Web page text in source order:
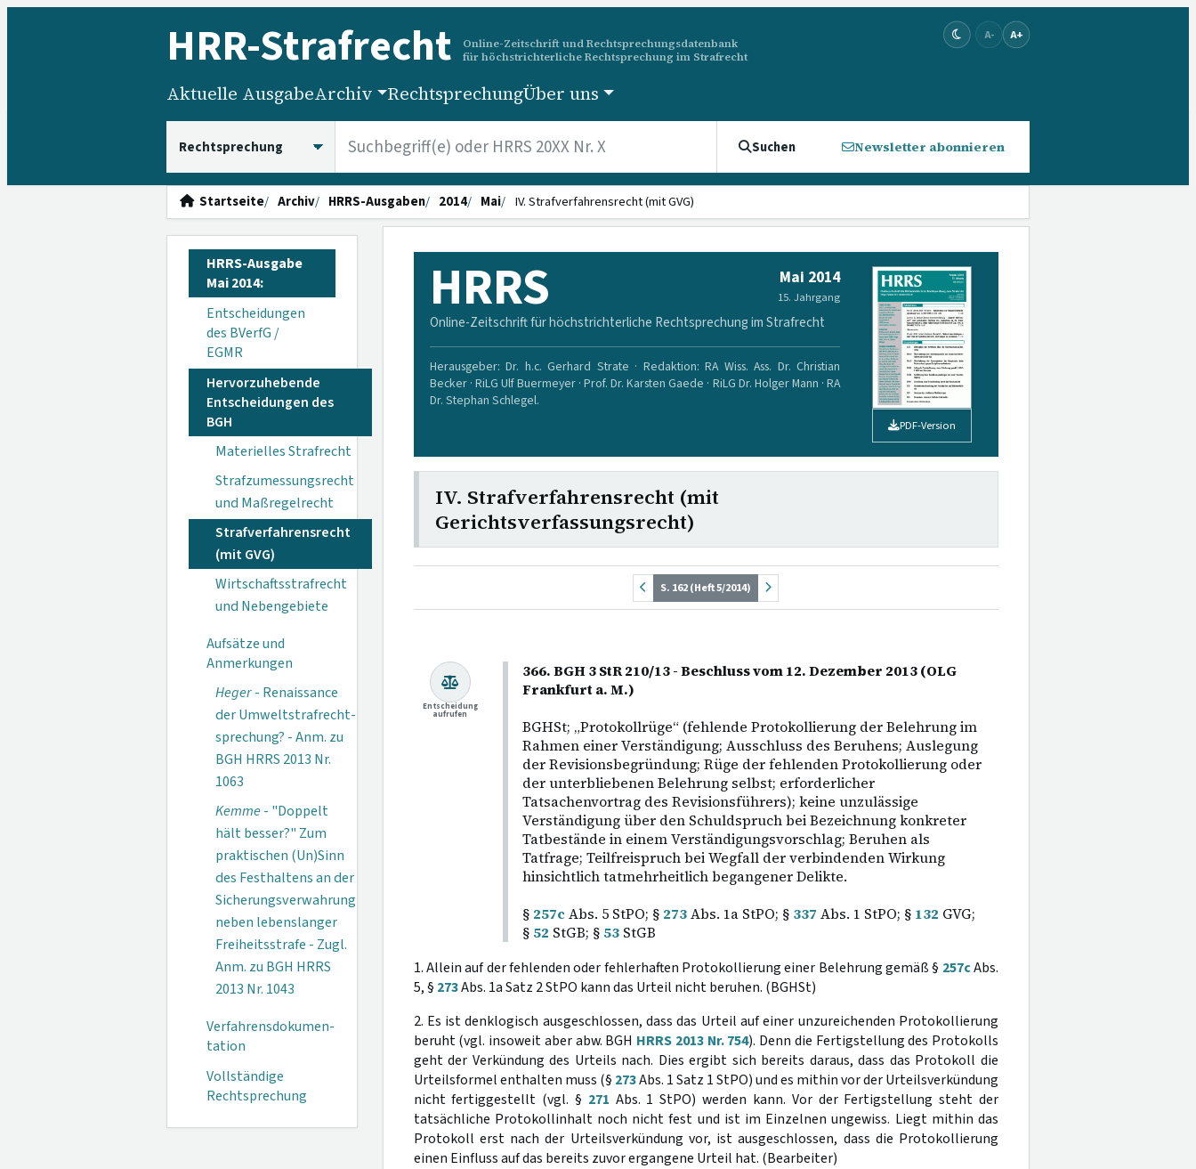
HRR-Strafrecht
Online-Zeitschrift und Rechtsprechungsdatenbank
für höchstrichterliche Rechtsprechung im Strafrecht
A- A+
Aktuelle AusgabeArchiv RechtsprechungÜber uns
Suchen Newsletter abonnieren
Startseite Archiv HRRS-Ausgaben 2014 Mai IV. Strafverfahrensrecht (mit GVG)
HRRS-Ausgabe
Mai 2014:
Entscheidungen
des BVerfG /
EGMR
Hervorzuhebende
Entscheidungen des
BGH
Materielles Strafrecht
Strafzumessungsrecht
und Maßregelrecht
Strafverfahrensrecht
(mit GVG)
Wirtschaftsstrafrecht
und Nebengebiete
Aufsätze und
Anmerkungen
Heger- Renaissance
der Umweltstrafrecht­
sprechung? - Anm. zu
BGH HRRS 2013 Nr.
1063
Kemme- "Doppelt
hält besser?" Zum
praktischen (Un)Sinn
des Festhaltens an der
Sicherungsverwahrung
neben lebenslanger
Freiheitsstrafe - Zugl.
Anm. zu BGH HRRS
2013 Nr. 1043
Verfahrensdokumen­
tation
Vollständige
Rechtsprechung
HRRS Mai 2014
15. Jahrgang
Online-Zeitschrift für höchstrichterliche Rechtsprechung im Strafrecht
Herausgeber: Dr. h.c. Gerhard Strate · Redaktion: RA Wiss. Ass. Dr. Christian
Becker · RiLG Ulf Buermeyer · Prof. Dr. Karsten Gaede · RiLG Dr. Holger Mann · RA
Dr. Stephan Schlegel.
PDF-Version
IV. Strafverfahrensrecht (mit
Gerichtsverfassungsrecht)
S. 162 (Heft 5/2014)
366. BGH 3 StR 210/13 - Beschluss vom 12. Dezember 2013 (OLG
Frankfurt a. M.)
BGHSt; „Protokollrüge“ (fehlende Protokollierung der Belehrung im
Rahmen einer Verständigung; Ausschluss des Beruhens; Auslegung
der Revisionsbegründung; Rüge der fehlenden Protokollierung oder
der unterbliebenen Belehrung selbst; erforderlicher
Tatsachenvortrag des Revisionsführers); keine unzulässige
Verständigung über den Schuldspruch bei Bezeichnung konkreter
Tatbestände in einem Verständigungsvorschlag; Beruhen als
Tatfrage; Teilfreispruch bei Wegfall der verbindenden Wirkung
hinsichtlich tatmehrheitlich begangener Delikte.
§ 257cAbs. 5 StPO; § 273Abs. 1a StPO; § 337 Abs. 1 StPO; § 132 GVG;
§ 52 StGB; § 53StGB
Entscheidung
aufrufen
1. Allein auf der fehlenden oder fehlerhaften Protokollierung einer Belehrung gemäß § 257cAbs.
5, § 273Abs. 1a Satz 2 StPO kann das Urteil nicht beruhen. (BGHSt)
2. Es ist denklogisch ausgeschlossen, dass das Urteil auf einer unzureichenden Protokollierung
beruht (vgl. insoweit aber abw. BGH HRRS 2013 Nr. 754). Denn die Fertigstellung des Protokolls
geht der Verkündung des Urteils nach. Dies ergibt sich bereits daraus, dass das Protokoll die
Urteilsformel enthalten muss (§ 273Abs. 1 Satz 1 StPO) und es mithin vor der Urteilsverkündung
nicht fertiggestellt (vgl. § 271 Abs. 1 StPO) werden kann. Vor der Fertigstellung steht der
tatsächliche Protokollinhalt noch nicht fest und ist im Einzelnen ungewiss. Liegt mithin das
Protokoll erst nach der Urteilsverkündung vor, ist ausgeschlossen, dass die Protokollierung
einen Einfluss auf das bereits zuvor ergangene Urteil hat. (Bearbeiter)